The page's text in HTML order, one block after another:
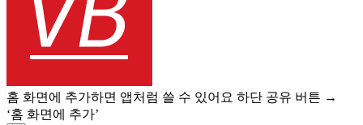
홈 화면에 추가하면 앱처럼 쓸 수 있어요 하단 공유 버튼 →
‘홈 화면에 추가’